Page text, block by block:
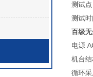
测试
测试
百级
电源
机台
循环